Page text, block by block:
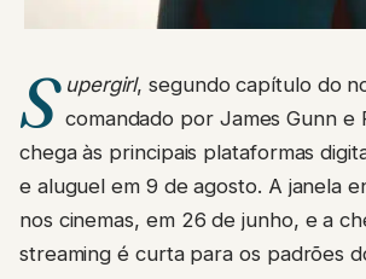
S comandado por James Gunn e
chega às principais plataformas
e aluguel em 9 de agosto. A janela
nos cinemas, em 26 de junho, e a
streaming é curta para os padrões